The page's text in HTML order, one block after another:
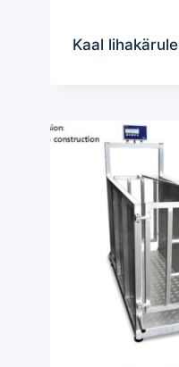
Kaal lihakärule